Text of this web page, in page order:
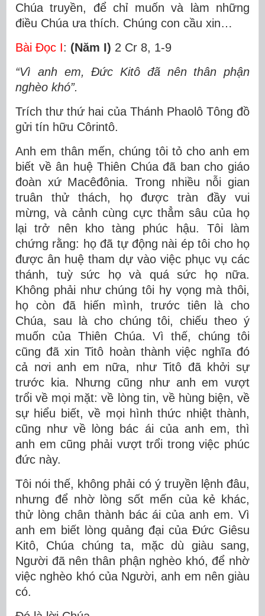
Chúa truyền, để chỉ muốn và làm những
điều Chúa ưa thích. Chúng con cầu xin…
Bài Ðọc I: (Năm I) 2 Cr 8, 1-9
“Vì anh em, Ðức Kitô đã nên thân phận
nghèo khó”.
Trích thư thứ hai của Thánh Phaolô Tông đồ
gửi tín hữu Côrintô.
Anh em thân mến, chúng tôi tỏ cho anh em
biết về ân huệ Thiên Chúa đã ban cho giáo
đoàn xứ Macêđônia. Trong nhiều nỗi gian
truân thử thách, họ được tràn đầy vui
mừng, và cảnh cùng cực thẳm sâu của họ
lại trở nên kho tàng phúc hậu. Tôi làm
chứng rằng: họ đã tự động nài ép tôi cho họ
được ân huệ tham dự vào việc phục vụ các
thánh, tuỳ sức họ và quá sức họ nữa.
Không phải như chúng tôi hy vọng mà thôi,
họ còn đã hiến mình, trước tiên là cho
Chúa, sau là cho chúng tôi, chiếu theo ý
muốn của Thiên Chúa. Vì thế, chúng tôi
cũng đã xin Titô hoàn thành việc nghĩa đó
cả nơi anh em nữa, như Titô đã khởi sự
trước kia. Nhưng cũng như anh em vượt
trổi về mọi mặt: về lòng tin, về hùng biện, về
sự hiểu biết, về mọi hình thức nhiệt thành,
cũng như về lòng bác ái của anh em, thì
anh em cũng phải vượt trổi trong việc phúc
đức này.
Tôi nói thế, không phải có ý truyền lệnh đâu,
nhưng để nhờ lòng sốt mến của kẻ khác,
thử lòng chân thành bác ái của anh em. Vì
anh em biết lòng quảng đại của Ðức Giêsu
Kitô, Chúa chúng ta, mặc dù giàu sang,
Người đã nên thân phận nghèo khó, để nhờ
việc nghèo khó của Người, anh em nên giàu
có.